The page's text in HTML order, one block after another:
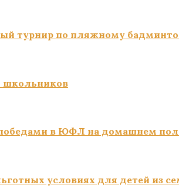
турнир по пляжному
школьников
в ЮФЛ на домашнем
условиях для детей из